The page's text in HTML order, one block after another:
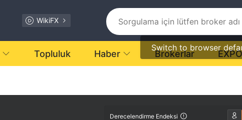
WikiFX
Switch to browser
Topluluk Haber Brokerlar EXPO
Derecelendirme Endeksi